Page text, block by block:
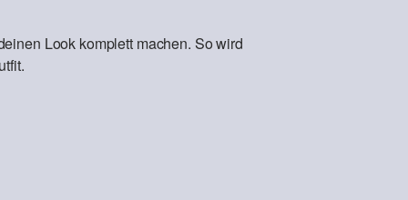
Look komplett machen. So wird